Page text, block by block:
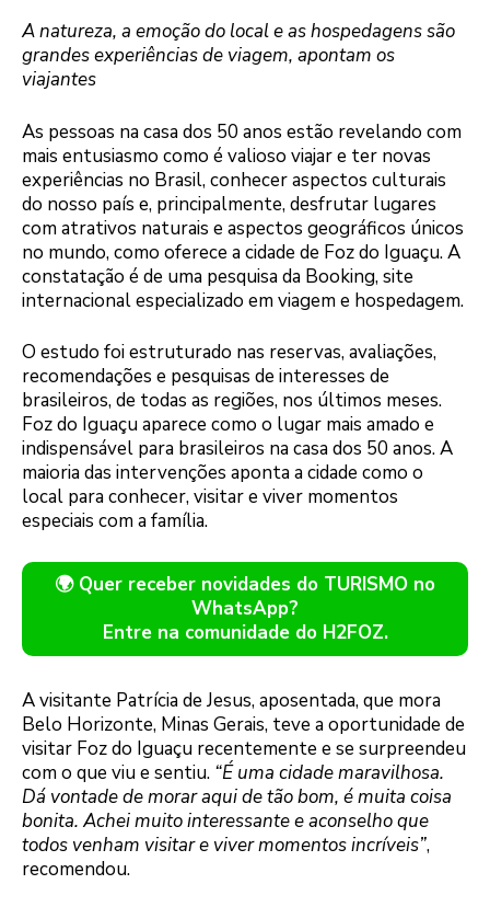
A natureza, a emoção do local e as hospedagens são
grandes experiências de viagem, apontam os
viajantes
As pessoas na casa dos 50 anos estão revelando com
mais entusiasmo como é valioso viajar e ter novas
experiências no Brasil, conhecer aspectos culturais
do nosso país e, principalmente, desfrutar lugares
com atrativos naturais e aspectos geográficos únicos
no mundo, como oferece a cidade de Foz do Iguaçu. A
constatação é de uma pesquisa da Booking, site
internacional especializado em viagem e hospedagem.
O estudo foi estruturado nas reservas, avaliações,
recomendações e pesquisas de interesses de
brasileiros, de todas as regiões, nos últimos meses.
Foz do Iguaçu aparece como o lugar mais amado e
indispensável para brasileiros na casa dos 50 anos. A
maioria das intervenções aponta a cidade como o
local para conhecer, visitar e viver momentos
especiais com a família.
🌍 Quer receber novidades do TURISMO no
WhatsApp?
Entre na comunidade do H2FOZ.
A visitante Patrícia de Jesus, aposentada, que mora
Belo Horizonte, Minas Gerais, teve a oportunidade de
visitar Foz do Iguaçu recentemente e se surpreendeu
com o que viu e sentiu. “É uma cidade maravilhosa.
Dá vontade de morar aqui de tão bom, é muita coisa
bonita. Achei muito interessante e aconselho que
todos venham visitar e viver momentos incríveis”,
recomendou.